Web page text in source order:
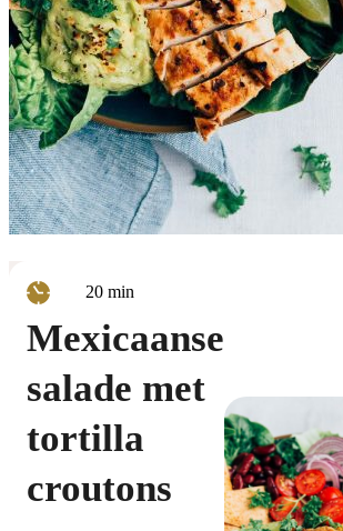
20minuten
min
Mexicaanse
salade met
tortilla
croutons